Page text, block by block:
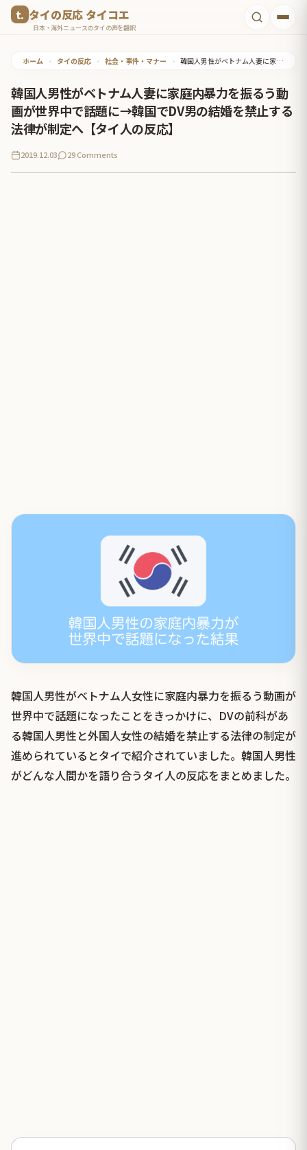
タイの反応 タイコエ
日本・海外ニュースのタイの声を翻訳
ホーム • タイの反応 • 社会・事件・マナー • 韓国人男性がベトナム人妻に家庭内暴力を振るう動画が世界中で話題に→韓国でDV男の結婚を禁止する法律が制定へ【タイ人の反応】
韓国人男性がベトナム人妻に家庭内暴力を振るう動
画が世界中で話題に→韓国でDV男の結婚を禁止する
法律が制定へ【タイ人の反応】
2019.12.03 29 Comments
韓国人男性がベトナム人女性に家庭内暴力を振るう動画が
世界中で話題になったことをきっかけに、DVの前科があ
る韓国人男性と外国人女性の結婚を禁止する法律の制定が
進められているとタイで紹介されていました。韓国人男性
がどんな人間かを語り合うタイ人の反応をまとめました。